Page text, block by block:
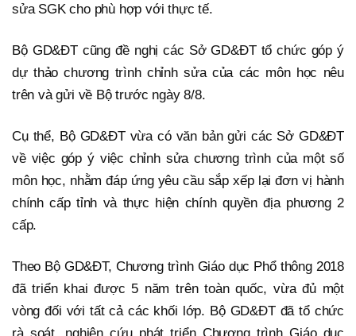
sửa SGK cho phù hợp với thực tế.
Bộ GD&ĐT cũng đề nghị các Sở GD&ĐT tổ chức góp ý
dự thảo chương trình chỉnh sửa của các môn học nêu
trên và gửi về Bộ trước ngày 8/8.
Cụ thể, Bộ GD&ĐT vừa có văn bản gửi các Sở GD&ĐT
về việc góp ý việc chỉnh sửa chương trình của một số
môn học, nhằm đáp ứng yêu cầu sắp xếp lại đơn vị hành
chính cấp tỉnh và thực hiện chính quyền địa phương 2
cấp.
Theo Bộ GD&ĐT, Chương trình Giáo dục Phổ thông 2018
đã triển khai được 5 năm trên toàn quốc, vừa đủ một
vòng đối với tất cả các khối lớp. Bộ GD&ĐT đã tổ chức